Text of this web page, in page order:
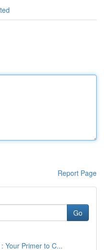
Report Page
Go
Your Primer to C...